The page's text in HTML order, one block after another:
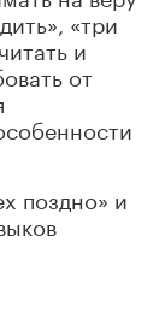
«три
и
от
поздно» и